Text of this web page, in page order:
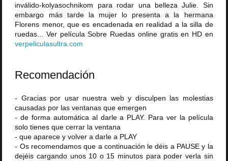
inválido-kolyasochnikom para rodar una belleza Julie. Sin
embargo más tarde la mujer lo presenta a la hermana
Florens menor, que es encadenada en realidad a la silla de
ruedas... Ver película Sobre Ruedas online gratis en HD en
verpeliculasultra .com
Recomendación
- Gracias por usar nuestra web y disculpen las molestias
causadas por las ventanas que emergen
- de forma automática al darle a PLAY. Para ver la película
solo tienes que cerrar la ventana
- que aparece y volver a darle a PLAY
- Os recomendamos que a continuación le déis a PAUSE y la
dejéis cargando unos 10 o 15 minutos para poder verla sin